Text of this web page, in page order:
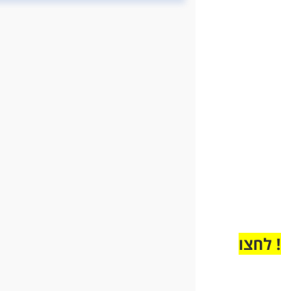
מחוברים רק לקבוצת ווטסאפ אחת מבית מוקד תהילים ארצי? יש לנו 4! לחצו